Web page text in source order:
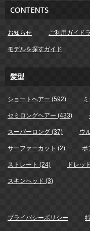
CONTENTS
お知らせ ご利用ガイド
モデルを探すガイド
髪型
ショートヘアー (592)
セミロングヘアー (433)
スーパーロング (37) ウ
サーファーカット (2) ボ
ストレート (24) ドレッ
スキンヘッド (3)
プライバシーポリシー